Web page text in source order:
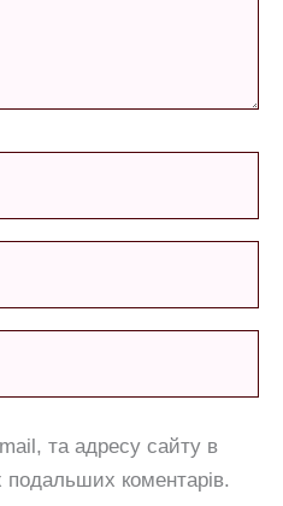
та адресу сайту в
подальших коментарів.